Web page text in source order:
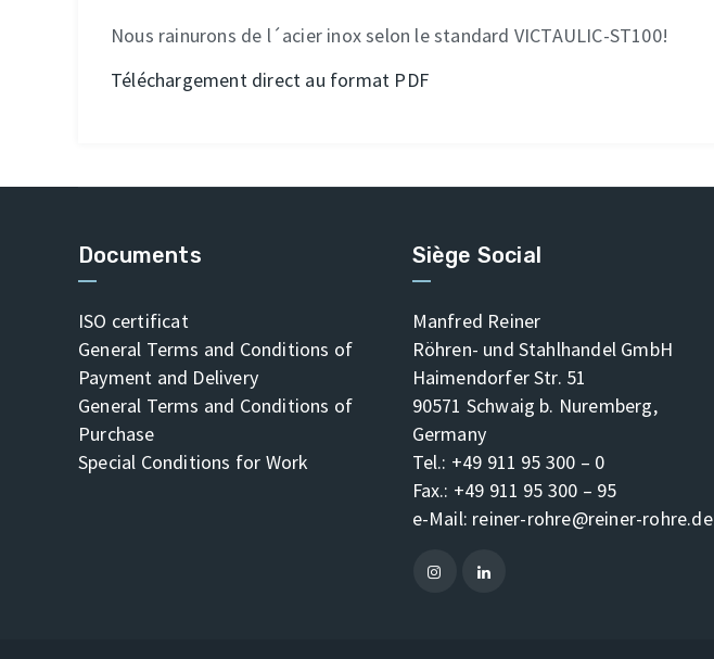
Nous rainurons de l´acier inox selon le standard VICTAULIC-ST100!
Téléchargement direct au format PDF
Documents
ISO certificat
General Terms and Conditions of
Payment and Delivery
General Terms and Conditions of
Purchase
Special Conditions for Work
Siège Social
Manfred Reiner
Röhren- und Stahlhandel GmbH
Haimendorfer Str. 51
90571 Schwaig b. Nuremberg,
Germany
Tel.: +49 911 95 300 – 0
Fax.: +49 911 95 300 – 95
e-Mail: reiner-rohre@reiner-rohre.de